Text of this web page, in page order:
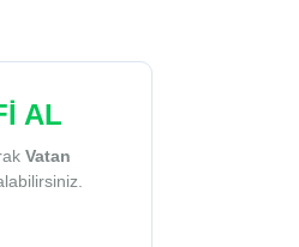
AL
Vatan